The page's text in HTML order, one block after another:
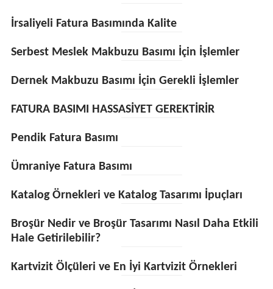
İrsaliyeli Fatura Basımında Kalite
Serbest Meslek Makbuzu Basımı İçin İşlemler
Dernek Makbuzu Basımı İçin Gerekli İşlemler
FATURA BASIMI HASSASİYET GEREKTİRİR
Pendik Fatura Basımı
Ümraniye Fatura Basımı
Katalog Örnekleri ve Katalog Tasarımı İpuçları
Broşür Nedir ve Broşür Tasarımı Nasıl Daha Etkili
Hale Getirilebilir?
Kartvizit Ölçüleri ve En İyi Kartvizit Örnekleri